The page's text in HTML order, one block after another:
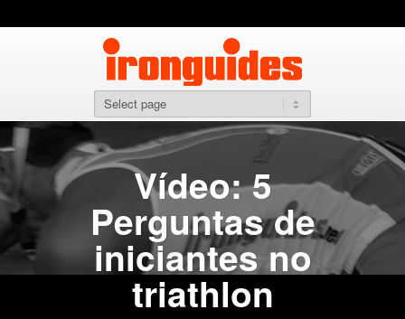
Vídeo: 5
Perguntas de
iniciantes no
triathlon